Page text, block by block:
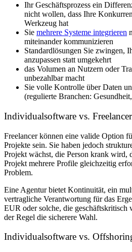
Ihr Geschäftsprozess ein
nicht wollen, dass Ihre
Werkzeug hat
Sie mehrere Systeme integrieren
miteinander kommunizieren
Standardlösungen Sie zwingen,
anzupassen statt umgekehrt
das Volumen an Nutzern oder
unbezahlbar macht
Sie volle Kontrolle über Daten
(regulierte Branchen:
Individualsoftware vs. Freelancer
Freelancer können eine valide Option
Projekte sein. Sie haben jedoch
Projekt wächst, die Person krank wird,
Projekt mehrere Profile gleichzeitig
Problem.
Eine Agentur bietet Kontinuität, ein
vertragliche Verantwortung für das
EUR oder solche, die geschäftskritisch
der Regel die sicherere Wahl.
Individualsoftware vs.